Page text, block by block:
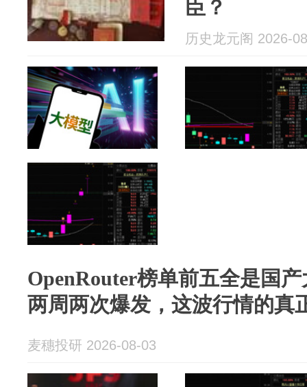
臣？
历史龙元阁 2026-
OpenRouter榜单前五全是国
两周两次爆发，这波行情的真
麦穗投研 2026-08-03